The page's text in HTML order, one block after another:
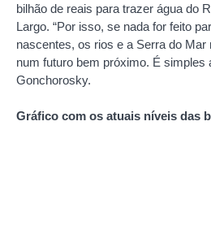
bilhão de reais para trazer água do
Largo. “Por isso, se nada for feito
nascentes, os rios e a Serra do
num futuro bem próximo. É simples
Gonchorosky.
Gráfico com os atuais níveis das